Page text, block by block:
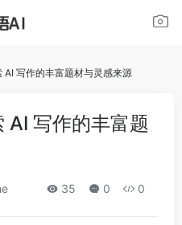
AI 写作的丰富题材与灵感来源
AI 写作的丰富题
35 0 0